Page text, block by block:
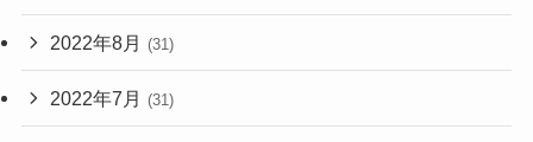
2022年8月 (31)
2022年7月 (31)